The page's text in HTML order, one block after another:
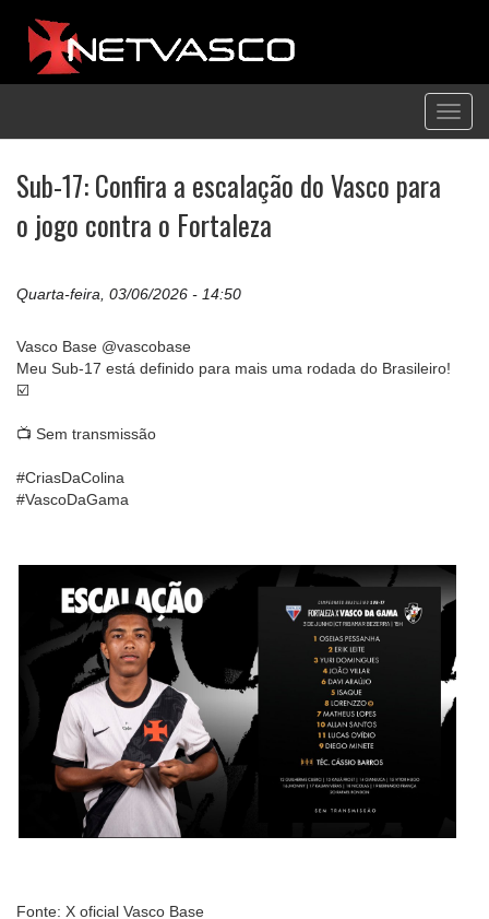
Sub-17: Confira a escalação do Vasco para
o jogo contra o Fortaleza
Quarta-feira, 03/06/2026 - 14:50
Vasco Base @vascobase
Meu Sub-17 está definido para mais uma rodada do Brasileiro!
☑️
📺 Sem transmissão
#CriasDaColina
#VascoDaGama
Fonte: X oficial Vasco Base